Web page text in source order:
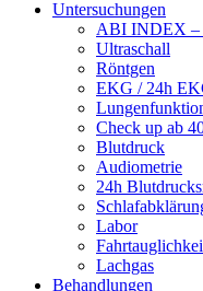
Untersuchungen
ABI INDEX –
Ultraschall
Röntgen
EKG / 24h
Check up ab
Blutdruck
Audiometrie
24h
Labor
Lachgas
Behandlungen